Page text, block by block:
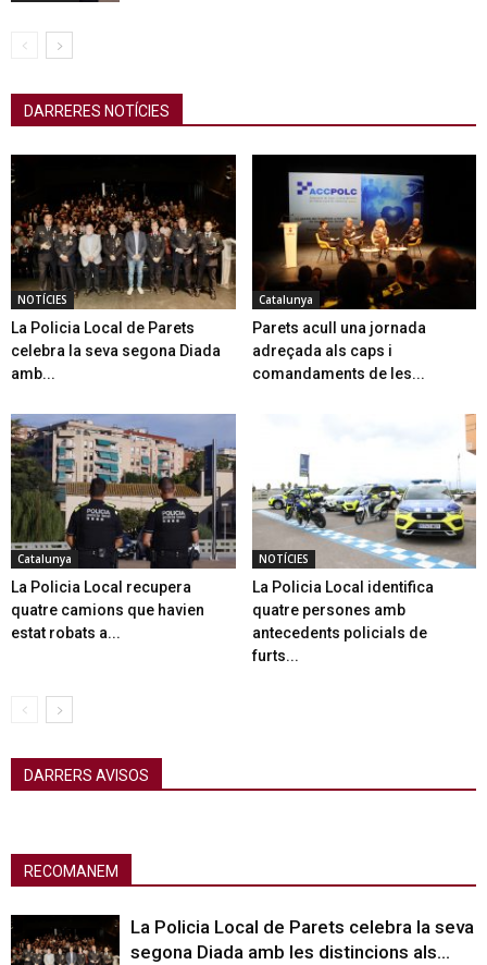
DARRERES NOTÍCIES
NOTÍCIES
La Policia Local de Parets
celebra la seva segona Diada
amb...
Catalunya
Parets acull una jornada
adreçada als caps i
comandaments de les...
Catalunya
La Policia Local recupera
quatre camions que havien
estat robats a...
NOTÍCIES
La Policia Local identifica
quatre persones amb
antecedents policials de
furts...
DARRERS AVISOS
RECOMANEM
La Policia Local de Parets celebra la seva
segona Diada amb les distincions als...